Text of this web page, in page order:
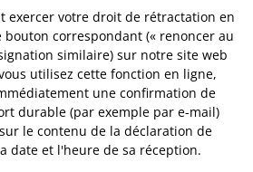
exercer votre droit de rétractation en
correspondant (« renoncer au
similaire) sur notre site web
utilisez cette fonction en ligne,
une confirmation de
durable (par exemple par e-mail)
le contenu de la déclaration de
date et l'heure de sa réception.